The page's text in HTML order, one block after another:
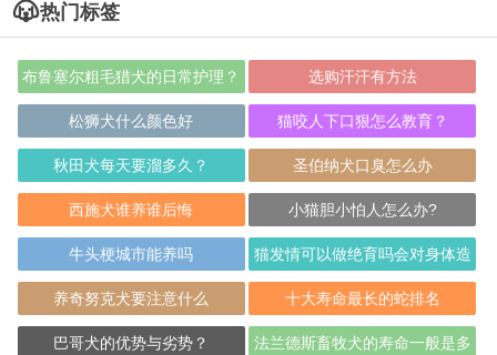
热门标签
布鲁塞尔粗毛猎犬的日常护理？ 选购汗汗有方法
松狮犬什么颜色好 猫咬人下口狠怎么教育？
秋田犬每天要溜多久？ 圣伯纳犬口臭怎么办
西施犬谁养谁后悔 小猫胆小怕人怎么办?
牛头梗城市能养吗
猫发情可以做绝育吗会对身体造
成伤害吗
养奇努克犬要注意什么 十大寿命最长的蛇排名
巴哥犬的优势与劣势？ 法兰德斯畜牧犬的寿命一般是多